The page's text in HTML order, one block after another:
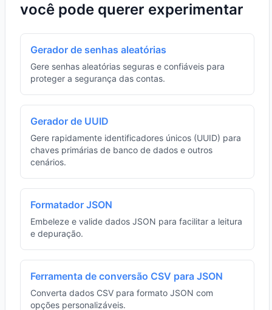
você pode querer experimentar
Gerador de senhas aleatórias
Gere senhas aleatórias seguras e confiáveis para
proteger a segurança das contas.
Gerador de UUID
Gere rapidamente identificadores únicos (UUID) para
chaves primárias de banco de dados e outros
cenários.
Formatador JSON
Embeleze e valide dados JSON para facilitar a leitura
e depuração.
Ferramenta de conversão CSV para JSON
Converta dados CSV para formato JSON com
opções personalizáveis.